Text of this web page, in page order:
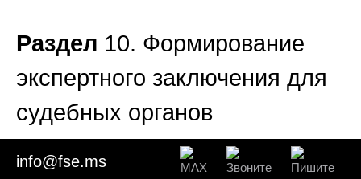
Раздел 10. Формирование
экспертного заключения для
судебных органов
Результатом работы становится
info@fse.ms